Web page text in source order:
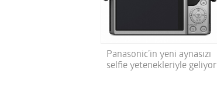
Panasonic’in yeni aynasızı
selfie yetenekleriyle geliyor